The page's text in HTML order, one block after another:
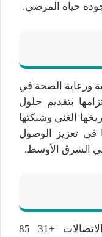
حياة المرضى.
ورعاية الصحة في
بتقديم حلول
الغني وشبكتها
في تعزيز الوصول
في الشرق الأوسط.
ماريا غراتسيا تيكا رئيس قسم الاتصالات +31 85